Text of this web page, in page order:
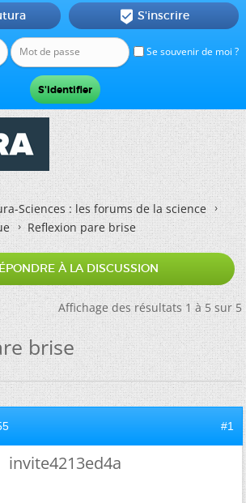
Se souvenir de moi ?
 S'inscrire
Sciences : les forums de la science
Reflexion pare brise
À LA DISCUSSION
Affichage des résultats 1 à 5 sur 5
brise
#1
invite4213ed4a